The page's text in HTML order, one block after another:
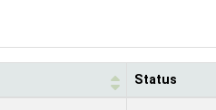
Status